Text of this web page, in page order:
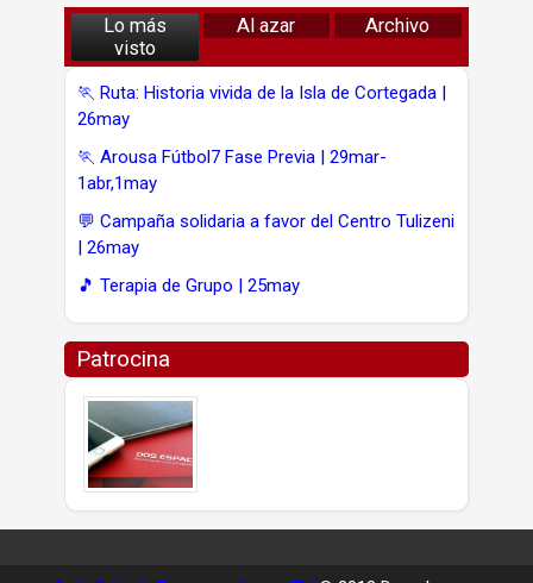
Lo más
visto
Al azar Archivo
🏃 Ruta: Historia vivida de la Isla de Cortegada |
26may
🏃 Arousa Fútbol7 Fase Previa | 29mar-
1abr,1may
💬 Campaña solidaria a favor del Centro Tulizeni
| 26may
🎵 Terapia de Grupo | 25may
Patrocina